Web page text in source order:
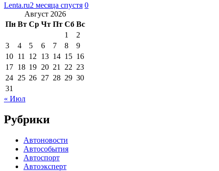
Lenta.ru2 месяца спустя 0
Август 2026
Пн Вт Ср Чт Пт Сб Вс
1
2
3
4 5 6 7 8
9
10 11 12 13 14 15 16
17 18 19 20 21 22 23
24 25 26 27 28 29 30
31
« Июл
Рубрики
Автоновости
Автособытия
Автоспорт
Автоэксперт